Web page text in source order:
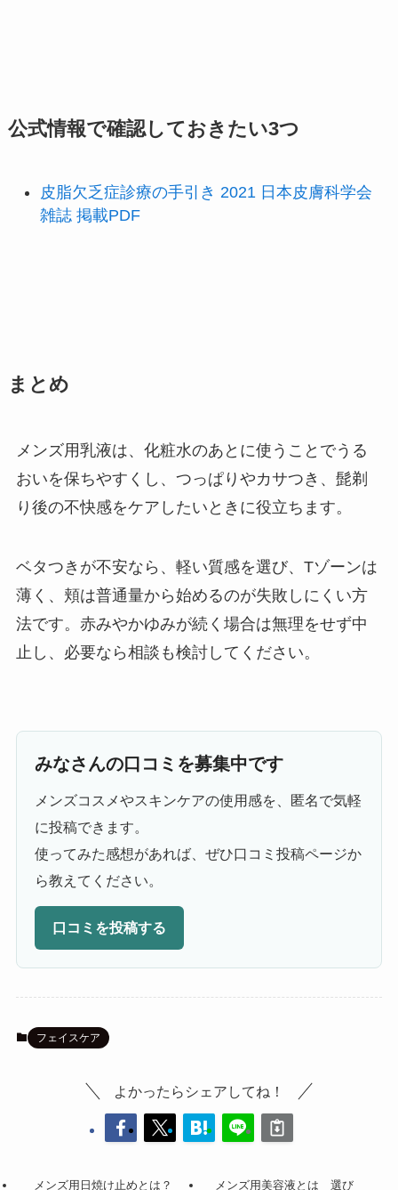
公式情報で確認しておきたい3つ
皮脂欠乏症診療の手引き 2021 日本皮膚科学会
雑誌 掲載PDF
まとめ
メンズ用乳液は、化粧水のあとに使うことでうる
おいを保ちやすくし、つっぱりやカサつき、髭剃
り後の不快感をケアしたいときに役立ちます。
ベタつきが不安なら、軽い質感を選び、Tゾーンは
薄く、頬は普通量から始めるのが失敗しにくい方
法です。赤みやかゆみが続く場合は無理をせず中
止し、必要なら相談も検討してください。
みなさんの口コミを募集中です
メンズコスメやスキンケアの使用感を、匿名で気軽
に投稿できます。
使ってみた感想があれば、ぜひ口コミ投稿ページか
ら教えてください。
口コミを投稿する
フェイスケア
よかったらシェアしてね！
メンズ用日焼け止めとは？ メンズ用美容液とは 選び